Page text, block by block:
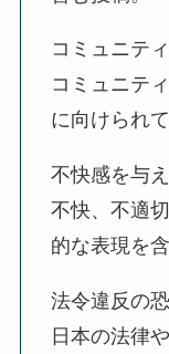
コミュニテ
コミュニテ
に向けられ
不快感を与
不快、不適
的な表現を含
法令違反の
日本の法律